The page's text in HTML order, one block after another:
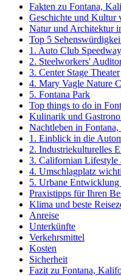
Fakten zu Fontana,
Geschichte und Kultur
Natur und Architektur
Top 5
1. Auto Club Speedway
2. Steelworkers'
3. Center Stage Theater
4. Mary Vagle Nature
5. Fontana Park
Top things to do in
Kulinarik und
Nachtleben in
1. Einblick in die
2. Industriekulturelles
3. Californian Lifestyle
4. Umschlagplatz
5. Urbane Entwicklung
Praxistipps für Ihren
Klima und beste
Anreise
Unterkünfte
Verkehrsmittel
Kosten
Sicherheit
Fazit zu Fontana,